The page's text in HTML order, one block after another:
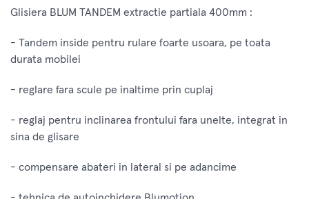
Glisiera BLUM TANDEM extractie partiala 400mm :
- Tandem inside pentru rulare foarte usoara, pe toata
durata mobilei
- reglare fara scule pe inaltime prin cuplaj
- reglaj pentru inclinarea frontului fara unelte, integrat in
sina de glisare
- compensare abateri in lateral si pe adancime